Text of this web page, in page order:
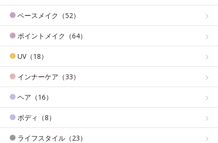
ベースメイク（52）
ポイントメイク（64）
UV（18）
インナーケア（33）
ヘア（16）
ボディ（8）
ライフスタイル（23）